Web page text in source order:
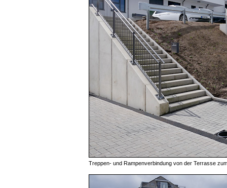
Treppen- und Rampenverbindung von der Terrasse